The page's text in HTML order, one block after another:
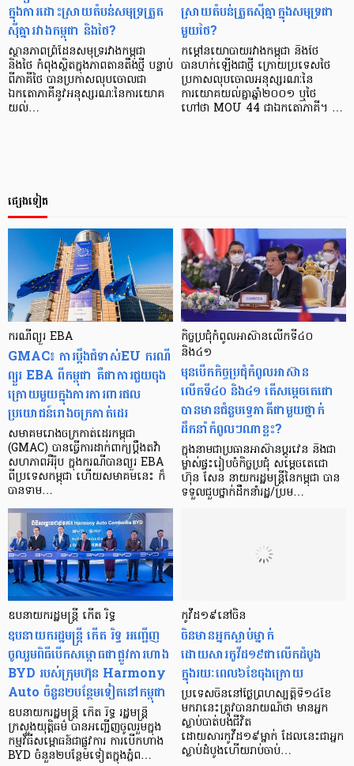
ក្នុងការដោះស្រាយតំបន់សមុទ្រត្រួត
ស៊ីគ្នារវាងកម្ពុជា និងថៃ?
​​ស្ថានភាពព្រំដែនសមុទ្ររវាងកម្ពុជា
និងថៃ កំពុងស្ថិតក្នុងភាពតានតឹងថ្មី បន្ទាប់
ពីភាគីថៃ បានប្រកាសលុបចោលជា
ឯកតោភាគីនូវអនុស្សរណៈនៃការយោគ
យល់…
ស្រាយតំបន់ត្រួតស៊ីគ្នាក្នុងសមុទ្រជា
មួយថៃ?
កម្ដៅនយោបាយរវាងកម្ពុជា និងថៃ
បានហក់ឡើងជាថ្មី ក្រោយប្រទេសថៃ
ប្រកាសលុបចោលអនុស្សរណៈនៃ
ការយោគយល់គ្នាឆ្នាំ២០០១ ឬថៃ
ហៅថា MOU 44 ជាឯកតោភាគី។ …
ផ្សេងទៀត
ករណី​ព្យួរ EBA
GMAC៖ ការប្ដឹងជំទាស់EU ករណី
ព្យួរ EBA ពីកម្ពុជា គឺជាការជួយចុង
ក្រោយមួយក្នុងការការពារផល
ប្រយោជន៍រោងចក្រកាត់ដេរ
សមាគមរោងចក្រកាត់ដេរកម្ពុជា
(GMAC) បានធ្វើការដាក់ពាក្យប្ដឹងតវ៉ា
សហភាពអឺរ៉ុប ក្នុងករណីបានព្យួរ EBA
ពីប្រទេសកម្ពុជា ហើយសមាគមនេះ ក៏
បានទាម…
កិច្ចប្រជុំកំពូលអាស៊ានលើកទី៤០
និង៤១
មុនបើកកិច្ចប្រជុំកំពូលអាស៊ាន
លើកទី៤០ និង៤១ តើសម្តេចតេជោ
បានមានជំនួបទ្វេភាគីជាមួយថ្នាក់
ដឹកនាំកំពូលៗណាខ្លះ?
ក្នុងនាមជាប្រធានអាស៊ានប្ដូរវេន និងជា
ម្ចាស់ផ្ទះរៀបចំកិច្ចប្រជុំ សម្ដេចតេជោ
ហ៊ុន សែន នាយករដ្ឋមន្រ្តីនៃកម្ពុជា បាន
ទទួលជួបថ្នាក់ដឹកនាំរដ្ឋ/ប្រម…
ឧបនាយករដ្ឋមន្ត្រី កើត រិទ្ធ
ឧបនាយករដ្ឋមន្ត្រី កើត រិទ្ធ អញ្ជើញ
ចូលរួមពិធីបើកសម្ពោធជាផ្លូវការហាង
BYD របស់ក្រុមហ៊ុន Harmony
Auto ចំនួន២បន្ថែមទៀតនៅកម្ពុជា
ឧបនាយករដ្ឋមន្ត្រី កើត រិទ្ធ រដ្ឋមន្ត្រី
ក្រសួងយុត្តិធម៌ បានអញ្ជើញចូលរួមក្នុង
កម្មវិធីសម្ពោធន៍ជាផ្លូវការ ការបើកហាង
BYD ចំនួន២បន្ថែមទៀតក្នុងភ្នំព…
កូវីដ១៩នៅចិន
ចិនមានអ្នកស្លាប់ម្នាក់
ដោយសារកូវីដ១៩ជាលើកដំបូង
ក្នុងរយៈពេល៦ខែចុងក្រោយ
ប្រទេសចិននៅថ្ងៃព្រហស្បត្តិទី១៤ខែ
មករានេះត្រូវបានរាយណ៍ថា មានអ្នក
ស្លាប់បាត់បង់ជីវិត
ដោយសារកូវីដ១៩ម្នាក់ ដែលនេះជាអ្នក
ស្លាប់ដំបូងហើយរាប់ចាប់…